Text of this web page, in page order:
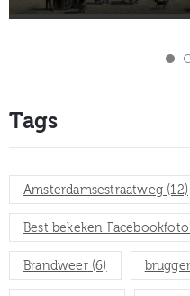
Tags
Amsterdamsestraatweg (12)
Best bekeken
Brandweer(6)